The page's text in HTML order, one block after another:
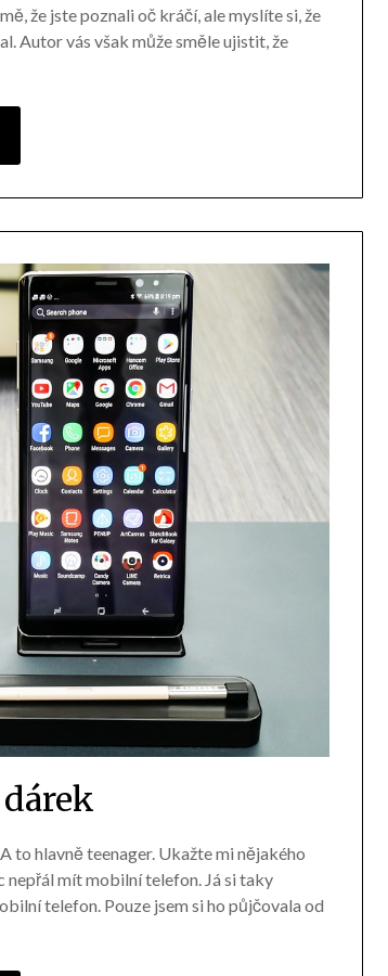
že jste poznali oč kráčí, ale myslíte si, že
Autor vás však může směle ujistit, že
to hlavně teenager. Ukažte mi nějakého
nepřál mít mobilní telefon. Já si taky
telefon. Pouze jsem si ho půjčovala od